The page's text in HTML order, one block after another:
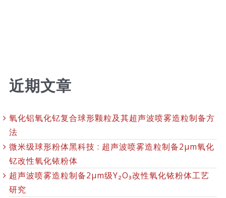
近期文章
氧化铝氧化钇复合球形颗粒及其超声波喷雾造粒制备方
法
微米级球形粉体黑科技 : 超声波喷雾造粒制备2μm氧化
钇改性氧化铱粉体
超声波喷雾造粒制备2μm级Y₂O₃改性氧化铱粉体工艺
研究